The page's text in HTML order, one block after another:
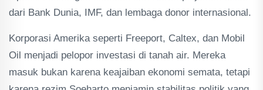
dari Bank Dunia, IMF, dan lembaga donor internasional.
Korporasi Amerika seperti Freeport, Caltex, dan Mobil
Oil menjadi pelopor investasi di tanah air. Mereka
masuk bukan karena keajaiban ekonomi semata, tetapi